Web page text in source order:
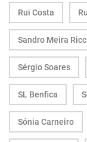
Rui Costa
Sandro Meira
Sérgio Soares
SL Benfica
Sónia Carneiro